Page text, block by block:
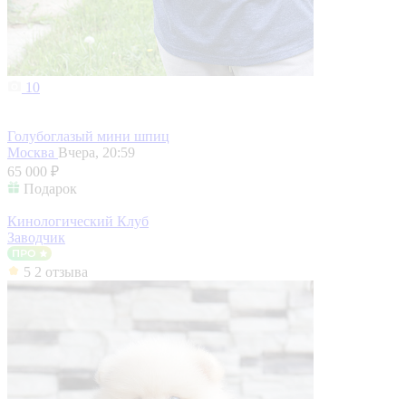
10
Голубоглазый мини шпиц
Москва Вчера, 20:59
65 000 ₽
Подарок
Кинологический Клуб
Заводчик
5 2 отзыва